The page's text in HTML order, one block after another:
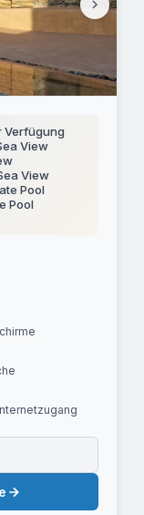
Verfügung
View
View
Pool
Pool